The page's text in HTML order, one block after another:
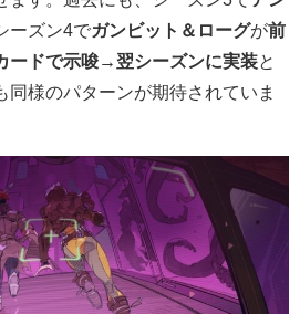
ーズン4でガンビット＆ローグが前
ードで示唆→翌シーズンに実装と
同様のパターンが期待されていま